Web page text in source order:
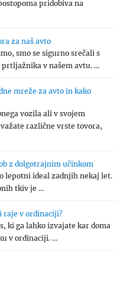
pridobiva na
za naš avto
smo se sigurno srečali s
v našem avtu. …
mreže za avto in kako
vozila ali v svojem
različne vrste tovora,
z dolgotrajnim učinkom
lepotni ideal zadnjih nekaj let.
tkiv je …
raje v ordinaciji?
ki ga lahko izvajate kar doma
v ordinaciji. …